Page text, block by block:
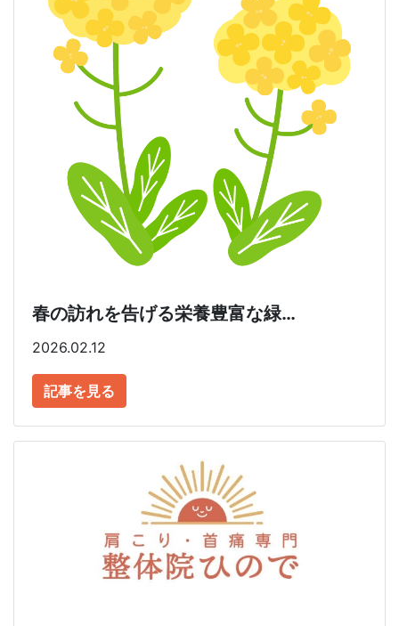
春の訪れを告げる栄養豊富な緑…
2026.02.12
記事を見る